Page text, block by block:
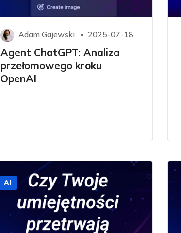
Adam Gajewski 2025-07-18
Agent ChatGPT: Analiza
przełomowego kroku
OpenAI
AI